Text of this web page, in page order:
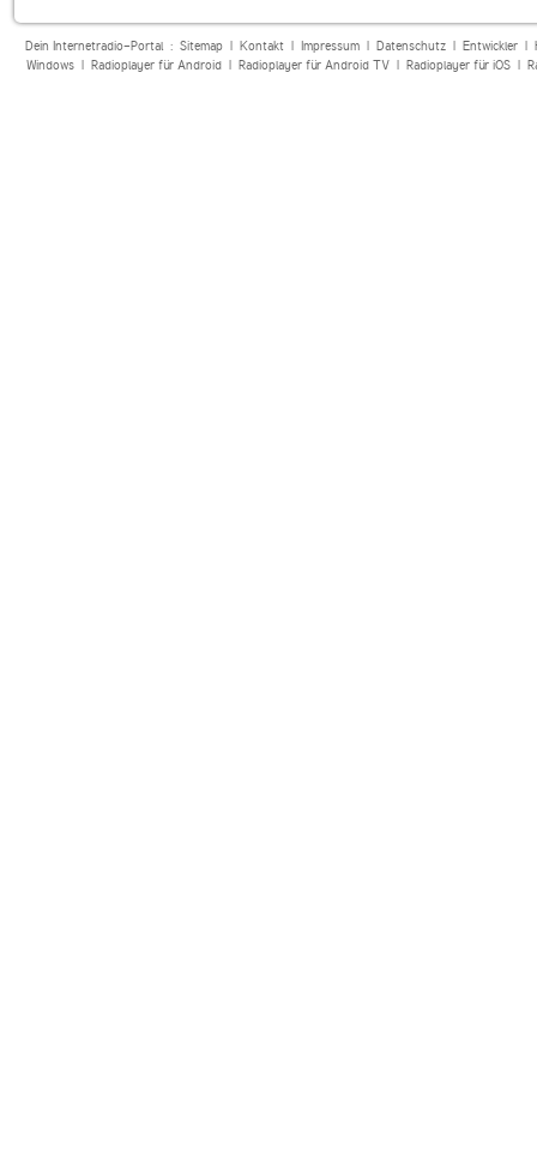
Dein Internetradio-Portal : Sitemap| Kontakt| Impressum| Datenschutz| Entwickler|
Windows| Radioplayer für Android| Radioplayer für Android TV| Radioplayer für iOS|